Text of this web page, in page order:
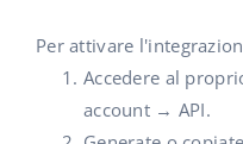
Per attivare
Accedere al
account → API.